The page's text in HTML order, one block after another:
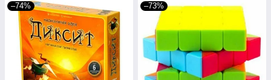
–74% –73%